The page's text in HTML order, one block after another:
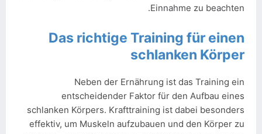
Einnahme zu beachten.
Das richtige Training für einen
schlanken Körper
Neben der Ernährung ist das Training ein
entscheidender Faktor für den Aufbau eines
schlanken Körpers. Krafttraining ist dabei besonders
effektiv, um Muskeln aufzubauen und den Körper zu